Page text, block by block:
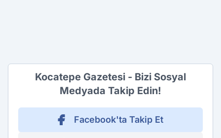
Kocatepe Gazetesi - Bizi Sosyal
Medyada Takip Edin!
Facebook'ta Takip Et